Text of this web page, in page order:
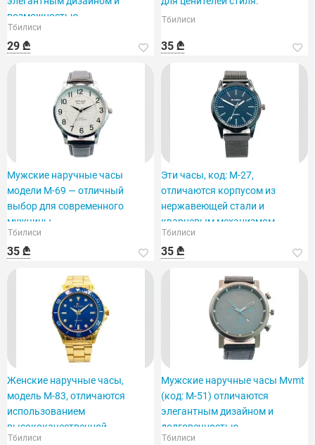
возможностью
персонализации.
Тбилиси
29 ₾
Тбилиси
35 ₾
Мужские наручные часы
модели M-69 — отличный
выбор для современного
мужчины.
Тбилиси
35 ₾
Эти часы, код: M-27,
отличаются корпусом из
нержавеющей стали и
кварцевым механизмом.
Тбилиси
35 ₾
Женские наручные часы,
модель M-83, отличаются
использованием
высококачественной
нержавеющей стали.
Тбилиси
Мужские наручные часы Mvmt
(код: M-51) отличаются
элегантным дизайном и
долговечностью.
Тбилиси